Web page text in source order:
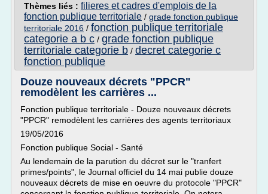
Thèmes liés : filieres et cadres d'emplois de la
fonction publique territoriale / grade fonction publique
territoriale 2016 / fonction publique territoriale
categorie a b c / grade fonction publique
territoriale categorie b / decret categorie c
fonction publique
Douze nouveaux décrets "PPCR"
remodèlent les carrières ...
Fonction publique territoriale - Douze nouveaux décrets
"PPCR" remodèlent les carrières des agents territoriaux
19/05/2016
Fonction publique Social - Santé
Au lendemain de la parution du décret sur le "tranfert
primes/points", le Journal officiel du 14 mai publie douze
nouveaux décrets de mise en oeuvre du protocole "PPCR"